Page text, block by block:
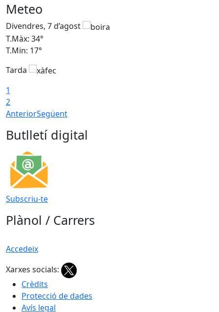
Meteo
Divendres, 7 d’agost
T.Màx: 34°
T.Min: 17°
Tarda
1
2
AnteriorSegüent
Butlletí digital
Subscriu-te
Plànol / Carrers
Accedeix
Xarxes socials:
Crèdits
Protecció de dades
Avís legal